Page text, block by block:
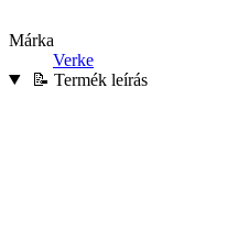
Márka
Verke
📝 Termék leírás